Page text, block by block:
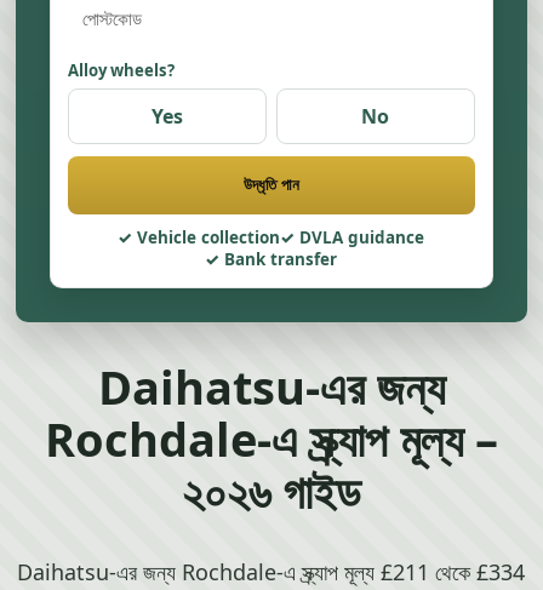
Alloy wheels?
Yes No
উদ্ধৃতি পান
Vehicle collection
DVLA guidance
Bank transfer
Daihatsu-এর জন্য
Rochdale-এ স্ক্র্যাপ মূল্য –
২০২৬ গাইড
Daihatsu-এর জন্য Rochdale-এ স্ক্র্যাপ মূল্য £211 থেকে £334